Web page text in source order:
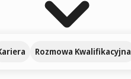
Rozmowa Kwalifikacyjna